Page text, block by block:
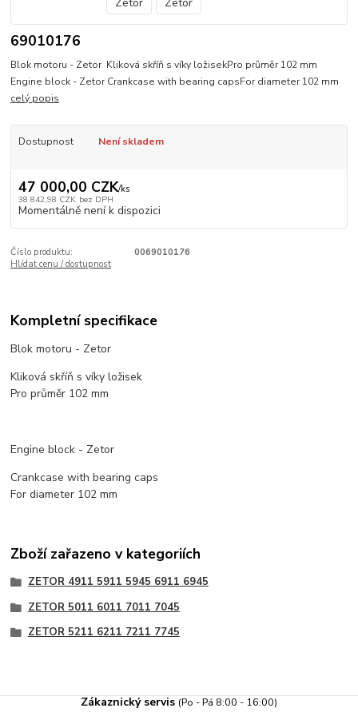
69010176
Blok motoru - Zetor Kliková skříň s víky ložisekPro průměr 102 mm
Engine block - Zetor Crankcase with bearing capsFor diameter 102 mm
celý popis
Dostupnost Není skladem
47 000,00 CZK/ks
38 842,98 CZK bez DPH
Momentálně není k dispozici
Číslo produktu:
0069010176
Hlídat cenu / dostupnost
Kompletní specifikace
Blok motoru - Zetor
Kliková skříň s víky ložisek
Pro průměr 102 mm
Engine block - Zetor
Crankcase with bearing caps
For diameter 102 mm
Zboží zařazeno v kategoriích
ZETOR 4911 5911 5945 6911 6945
ZETOR 5011 6011 7011 7045
ZETOR 5211 6211 7211 7745
Zákaznický servis (Po - Pá 8:00 - 16:00)